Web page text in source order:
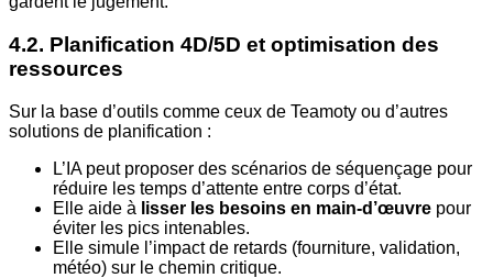
4.2. Planification 4D/5D et optimisation des
ressources
Sur la base d’outils comme ceux de Teamoty ou d’autres
solutions de planification :
L’IA peut proposer des scénarios de séquençage pour
réduire les temps d’attente entre corps d’état.
Elle aide à lisser les besoins en main-d’œuvre pour
éviter les pics intenables.
Elle simule l’impact de retards (fourniture, validation,
météo) sur le chemin critique.